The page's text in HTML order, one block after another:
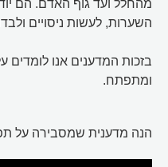
מהחלל ועד גוף האדם. הם
השערות, לעשות ניסויים
בזכות המדענים אנו לומדים
ומתפתח.
הנה מדענית שמסבירה על